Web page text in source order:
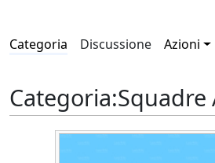
Categoria Discussione Azioni
Categoria: